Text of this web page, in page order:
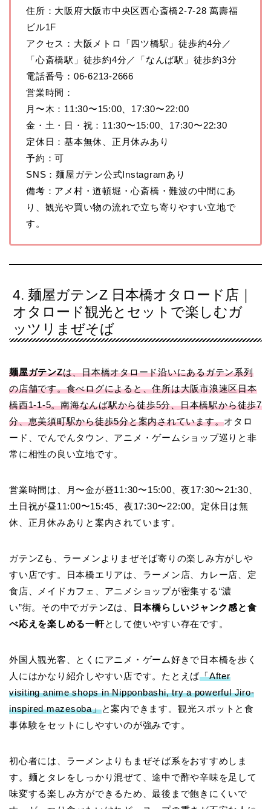
住所：大阪府大阪市中央区西心斎橋2-7-28 萬壽福
ビル1F
アクセス：大阪メトロ「四ツ橋駅」徒歩約4分／
「心斎橋駅」徒歩約4分／「なんば駅」徒歩約3分
電話番号：06-6213-2666
営業時間：
月〜木：11:30〜15:00、17:30〜22:00
金・土・日・祝：11:30〜15:00、17:30〜22:30
定休日：基本無休、正月休みあり
予約：可
SNS：麺屋ガテン公式Instagramあり
備考：アメ村・道頓堀・心斎橋・難波の中間にあ
り、観光や買い物の流れで立ち寄りやすい立地で
す。
4. 麺屋ガテンZ 日本橋オタロード店｜
オタロード観光とセットで楽しむガ
ッツリまぜそば
麺屋ガテンZは、日本橋オタロード沿いにあるガテン系列
の店舗です。食べログによると、住所は大阪市浪速区日本
橋西1-1-5。南海なんば駅から徒歩5分、日本橋駅から徒歩7
分、恵美須町駅から徒歩5分と案内されています。オタロ
ード、でんでんタウン、アニメ・ゲームショップ巡りと非
常に相性の良い立地です。
営業時間は、月〜金が昼11:30〜15:00、夜17:30〜21:30、
土日祝が昼11:00〜15:45、夜17:30〜22:00。定休日は無
休、正月休みありと案内されています。
ガテンZも、ラーメンよりまぜそば寄りの楽しみ方がしや
すい店です。日本橋エリアは、ラーメン店、カレー店、定
食店、メイドカフェ、アニメショップが密集する“濃
い”街。その中でガテンZは、
日本橋らしいジャンク感と食
べ応えを楽しめる一軒として使いやすい存在です。
外国人観光客、とくにアニメ・ゲーム好きで日本橋を歩く
人にはかなり紹介しやすい店です。たとえば「After
visiting anime shops in Nipponbashi, try a powerful Jiro-
inspired mazesoba」と案内できます。観光スポットと食
事体験をセットにしやすいのが強みです。
初心者には、ラーメンよりもまぜそば系をおすすめしま
す。麺とタレをしっかり混ぜて、途中で酢や辛味を足して
味変する楽しみ方ができるため、最後まで飽きにくいで